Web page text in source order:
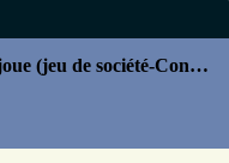
On joue (jeu de société-Concours)